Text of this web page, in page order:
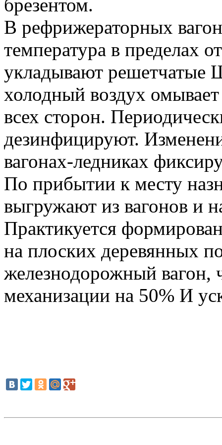
брезентом.
В рефрижераторных
температура в пределах
укладывают решетчатые
холодный воздух
всех сторон.
дезинфицируют.
вагонах-ледниках
По прибытии к месту
выгружают из вагонов и
Практикуется
на плоских деревянных
железнодорожный вагон,
механизации на 50% И